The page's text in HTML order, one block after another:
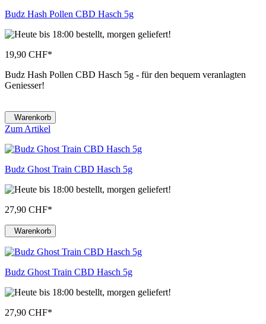
Budz Hash Pollen CBD Hasch 5g
19,90 CHF*
Budz Hash Pollen CBD Hasch 5g - für den bequem veranlagten
Geniesser!
Warenkorb
Zum Artikel
Budz Ghost Train CBD Hasch 5g
27,90 CHF*
Warenkorb
Budz Ghost Train CBD Hasch 5g
27,90 CHF*